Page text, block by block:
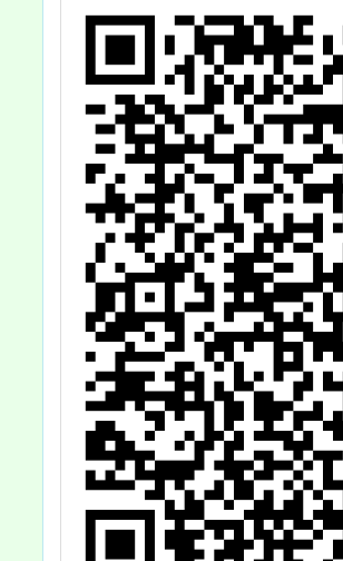
學生踴躍參加，
請查照。